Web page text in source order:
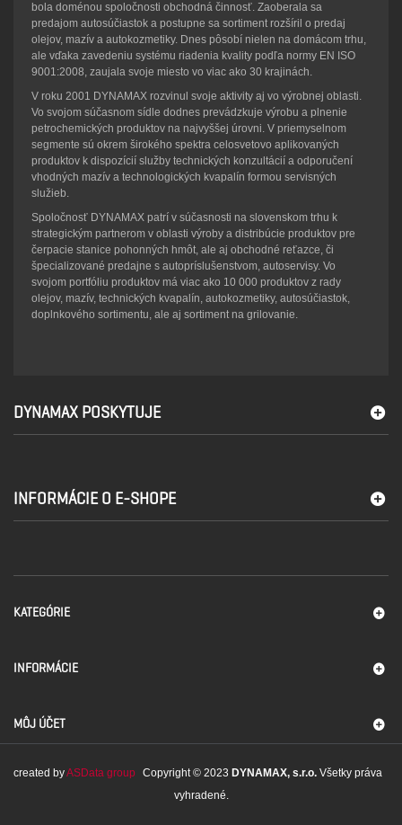
bola doménou spoločnosti obchodná činnosť. Zaoberala sa
predajom autosúčiastok a postupne sa sortiment rozšíril o predaj
olejov, mazív a autokozmetiky. Dnes pôsobí nielen na domácom trhu,
ale vďaka zavedeniu systému riadenia kvality podľa normy EN ISO
9001:2008, zaujala svoje miesto vo viac ako 30 krajinách.
V roku 2001 DYNAMAX rozvinul svoje aktivity aj vo výrobnej oblasti.
Vo svojom súčasnom sídle dodnes prevádzkuje výrobu a plnenie
petrochemických produktov na najvyššej úrovni. V priemyselnom
segmente sú okrem širokého spektra celosvetovo aplikovaných
produktov k dispozícií služby technických konzultácií a odporučení
vhodných mazív a technologických kvapalín formou servisných
služieb.
Spoločnosť DYNAMAX patrí v súčasnosti na slovenskom trhu k
strategickým partnerom v oblasti výroby a distribúcie produktov pre
čerpacie stanice pohonných hmôt, ale aj obchodné reťazce, či
špecializované predajne s autopríslušenstvom, autoservisy. Vo
svojom portfóliu produktov má viac ako 10 000 produktov z rady
olejov, mazív, technických kvapalín, autokozmetiky, autosúčiastok,
doplnkového sortimentu, ale aj sortiment na grilovanie.
DYNAMAX POSKYTUJE
INFORMÁCIE O E-SHOPE
KATEGÓRIE
INFORMÁCIE
MÔJ ÚČET
created byASData group Copyright © 2023 DYNAMAX, s.r.o.Všetky práva
vyhradené.